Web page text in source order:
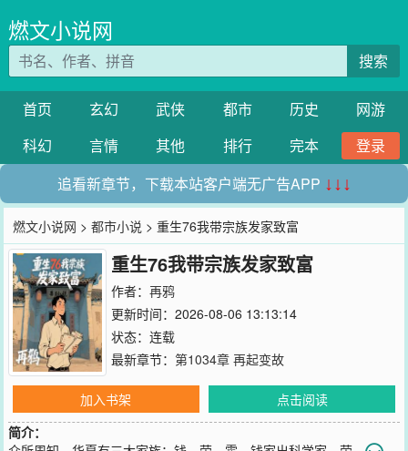
燃文小说网
搜索
首页 玄幻 武侠 都市 历史
网游
科幻
言情 其他 排行 完本
登录
追看新章节，下载本站客户端无广告APP ↓↓↓
燃文小说网 >都市小说 > 重生76我带宗族发家致富
重生76我带宗族发家致富
作者： 再鸦
更新时间：2026-08-06 13:13:14
状态：连载
最新章节： 第1034章 再起变故
加入书架
点击阅读
简介：